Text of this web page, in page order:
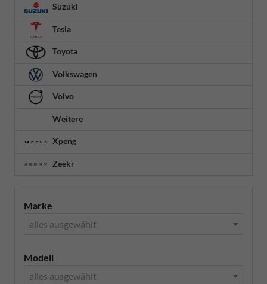
Suzuki
Tesla
Toyota
Volkswagen
Volvo
Weitere
Xpeng
Zeekr
Marke
alles ausgewählt
Modell
alles ausgewählt